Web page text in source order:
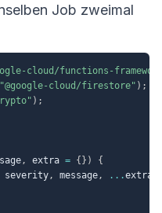
Job zweimal
cloud/functions-
"@google-cloud/firestore" ) ;
) ;
, extra = { } )
{
severity, message, ...extra